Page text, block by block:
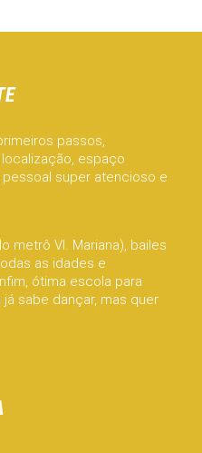
passos,
espaço
super atencioso e
metrô Vl. Mariana), bailes
as idades e
ótima escola para
sabe dançar, mas quer